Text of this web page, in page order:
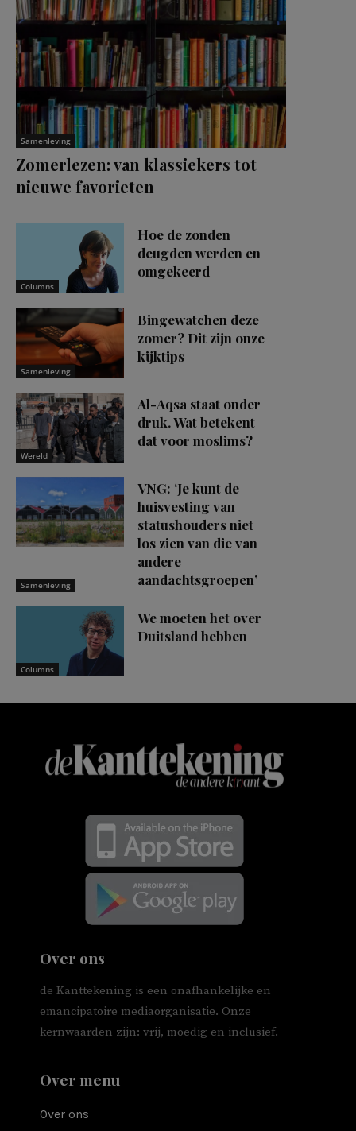
Samenleving
Zomerlezen: van klassiekers tot
nieuwe favorieten
Columns
Hoe de zonden
deugden werden en
omgekeerd
Samenleving
Bingewatchen deze
zomer? Dit zijn onze
kijktips
Wereld
Al-Aqsa staat onder
druk. Wat betekent
dat voor moslims?
Samenleving
VNG: ‘Je kunt de
huisvesting van
statushouders niet
los zien van die van
andere
aandachtsgroepen’
Columns
We moeten het over
Duitsland hebben
Over ons
de Kanttekening is een onafhankelijke en
emancipatoire mediaorganisatie. Onze
kernwaarden zijn: vrij, moedig en inclusief.
Over menu
Over ons